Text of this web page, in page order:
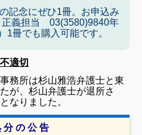
記念にぜひ1冊。お申込み
正義担当 03(3580)9840年
1冊でも購入可能です。
適切
務所は杉山雅浩弁護士と東
が、杉山弁護士が退所さ
なりました。
分 の 公 告